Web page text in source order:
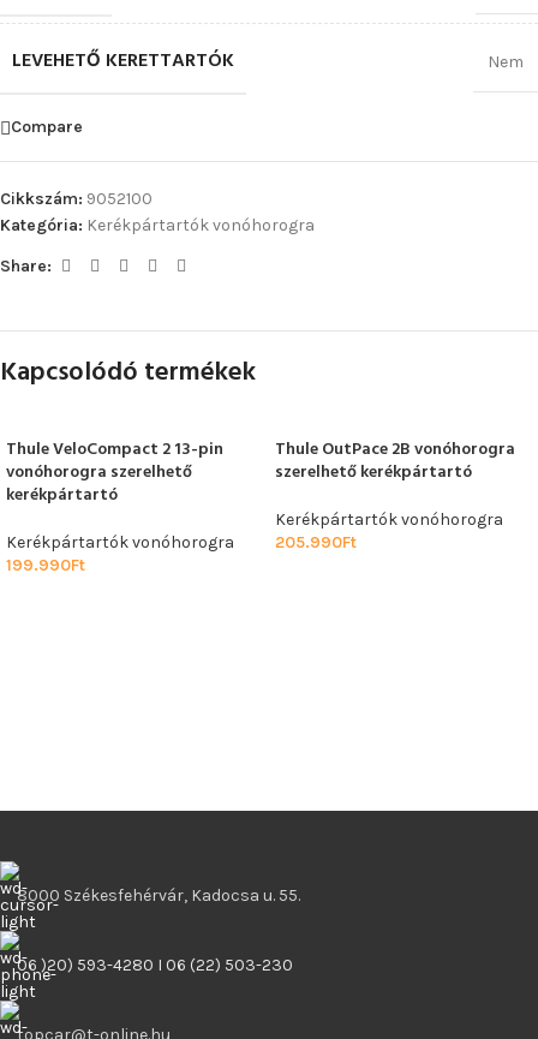
LEVEHETŐ KERETTARTÓK Nem
Compare
Cikkszám: 9052100
Kategória: Kerékpártartók vonóhorogra
Share:
Kapcsolódó termékek
Thule VeloCompact 2 13-pin
vonóhorogra szerelhető
kerékpártartó
Kerékpártartók vonóhorogra
199.990Ft
Thule OutPace 2B vonóhorogra
szerelhető kerékpártartó
Kerékpártartók vonóhorogra
205.990Ft
8000 Székesfehérvár, Kadocsa u. 55.
06 )20) 593-4280 I 06 (22) 503-230
topcar@t-online.hu